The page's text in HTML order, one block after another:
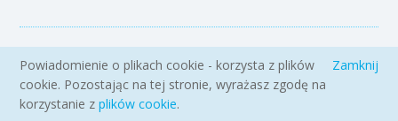
Copyright 2005-2026 www.emiejsca.pl. Kopiowanie treści i zdjęć
zabronione.
Powiadomienie o plikach cookie - korzysta z plików
cookie. Pozostając na tej stronie, wyrażasz zgodę na
korzystanie zplików cookie.
Zamknij